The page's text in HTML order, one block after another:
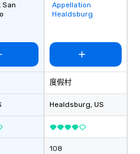
San
Removed from
favorites
Appellation
Healdsburg
度假村
Healdsburg, US
108